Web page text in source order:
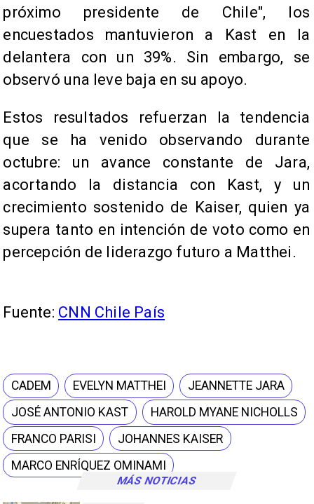
MÁS NOTICIAS
próximo presidente de Chile", los
encuestados mantuvieron a Kast en la
delantera con un 39%. Sin embargo, se
observó una leve baja en su apoyo.
Estos resultados refuerzan la tendencia
que se ha venido observando durante
octubre: un avance constante de Jara,
acortando la distancia con Kast, y un
crecimiento sostenido de Kaiser, quien ya
supera tanto en intención de voto como en
percepción de liderazgo futuro a Matthei.
Fuente: CNN Chile País
CADEM EVELYN MATTHEI
JEANNETTE JARA
JOSÉ ANTONIO KAST
HAROLD MYANE NICHOLLS
FRANCO PARISI
JOHANNES KAISER
MARCO ENRÍQUEZ OMINAMI